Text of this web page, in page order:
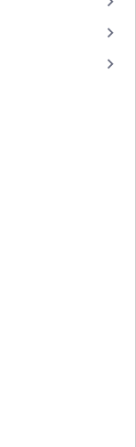
keyboard_arrow_right
keyboard_arrow_right